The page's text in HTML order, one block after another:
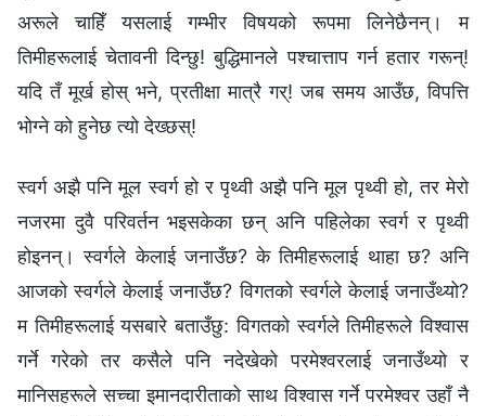
अरूले चाहिँ यसलाई गम्‍भीर विषयको रूपमा लिनेछैनन्। म
तिमीहरूलाई चेतावनी दिन्छु! बुद्धिमानले पश्‍चात्ताप गर्न हतार गरून्!
यदि तँ मूर्ख होस् भने, प्रतीक्षा मात्रै गर्! जब समय आउँछ, विपत्ति
भोग्‍ने को हुनेछ त्यो देख्छस्!
स्वर्ग अझै पनि मूल स्वर्ग हो र पृथ्वी अझै पनि मूल पृथ्वी हो, तर मेरो
नजरमा दुवै परिवर्तन भइसकेका छन् अनि पहिलेका स्वर्ग र पृथ्वी
होइनन्। स्वर्गले केलाई जनाउँछ? के तिमीहरूलाई थाहा छ? अनि
आजको स्वर्गले केलाई जनाउँछ? विगतको स्वर्गले केलाई जनाउँथ्यो?
म तिमीहरूलाई यसबारे बताउँछु: विगतको स्वर्गले तिमीहरूले विश्‍वास
गर्ने गरेको तर कसैले पनि नदेखेको परमेश्‍वरलाई जनाउँथ्यो र
मानिसहरूले सच्‍चा इमानदारीताको साथ विश्‍वास गर्ने परमेश्‍वर उहाँ नै